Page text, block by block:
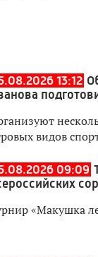
13:12
видов
09:09
«Макушка